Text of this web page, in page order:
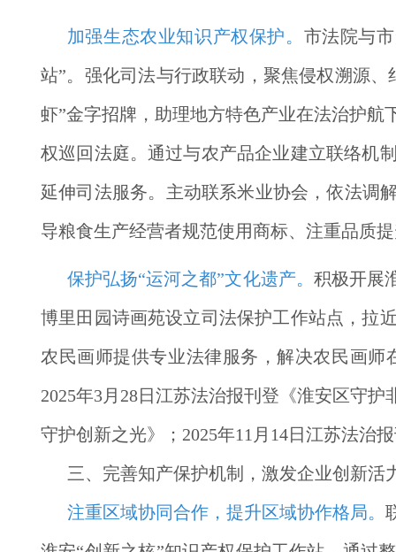
加强生态农业知识产权保护。 市法院与
站”。强化司法与行政联动，聚焦侵权溯源
虾”金字招牌，助理地方特色产业在法治护
权巡回法庭。通过与农产品企业建立联络机
延伸司法服务。主动联系米业协会，依法调
导粮食生产经营者规范使用商标、注重品质
保护弘扬“运河之都”文化遗产。 积极开展
博里田园诗画苑设立司法保护工作站点，拉
农民画师提供专业法律服务，解决农民画
2025年3月28日江苏法治报刊登《淮安区守
守护创新之光》；2025年11月14日江苏法治
三、完善知产保护机制，激发企业创新活
注重区域协同合作，提升区域协作格局。